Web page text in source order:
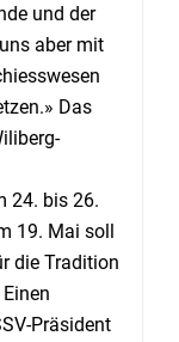
und der
aber mit
Das
24. bis 26.
19. Mai soll
die Tradition
Präsident